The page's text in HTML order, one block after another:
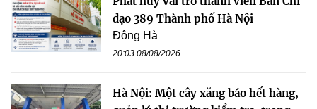
đạo 389 Thành phố Hà Nội
Đông Hà
20:03 08/08/2026
Hà Nội: Một cây xăng báo hết hàng,